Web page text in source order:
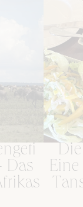
Das